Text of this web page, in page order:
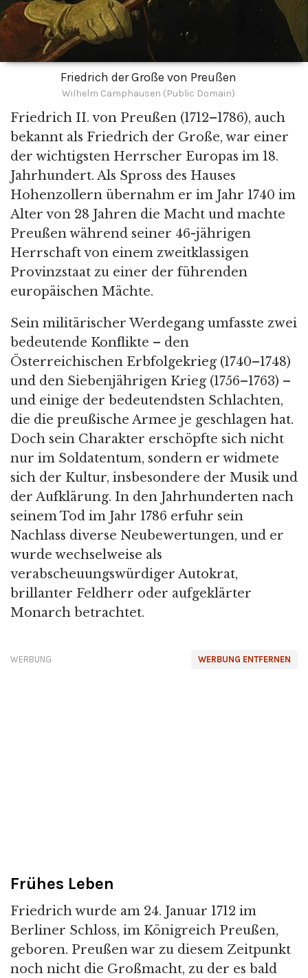
Friedrich der Große von Preußen
Wilhelm Camphausen (Public Domain)
Friedrich II. von Preußen (1712–1786), auch
bekannt als Friedrich der Große, war einer
der wichtigsten Herrscher Europas im 18.
Jahrhundert. Als Spross des Hauses
Hohenzollern übernahm er im Jahr 1740 im
Alter von 28 Jahren die Macht und machte
Preußen während seiner 46-jährigen
Herrschaft von einem zweitklassigen
Provinzstaat zu einer der führenden
europäischen Mächte.
Sein militärischer Werdegang umfasste zwei
bedeutende Konflikte – den
Österreichischen Erbfolgekrieg (1740–1748)
und den Siebenjährigen Krieg (1756–1763) –
und einige der bedeutendsten Schlachten,
die die preußische Armee je geschlagen hat.
Doch sein Charakter erschöpfte sich nicht
nur im Soldatentum, sondern er widmete
sich der Kultur, insbesondere der Musik und
der Aufklärung. In den Jahrhunderten nach
seinem Tod im Jahr 1786 erfuhr sein
Nachlass diverse Neubewertungen, und er
wurde wechselweise als
verabscheuungswürdiger Autokrat,
brillanter Feldherr oder aufgeklärter
Monarch betrachtet.
WERBUNG ENTFERNEN
WERBUNG
Frühes Leben
Friedrich wurde am 24. Januar 1712 im
Berliner Schloss, im Königreich Preußen,
geboren. Preußen war zu diesem Zeitpunkt
noch nicht die Großmacht, zu der es bald